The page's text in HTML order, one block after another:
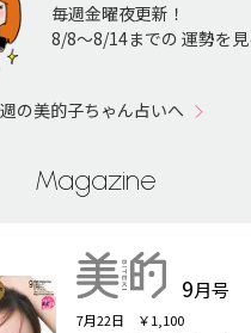
毎週金曜夜更新！
8/8〜8/14までの 運勢を見
の美的子ちゃん占いへ
Magazine
9月号
7月22日 ￥1,100